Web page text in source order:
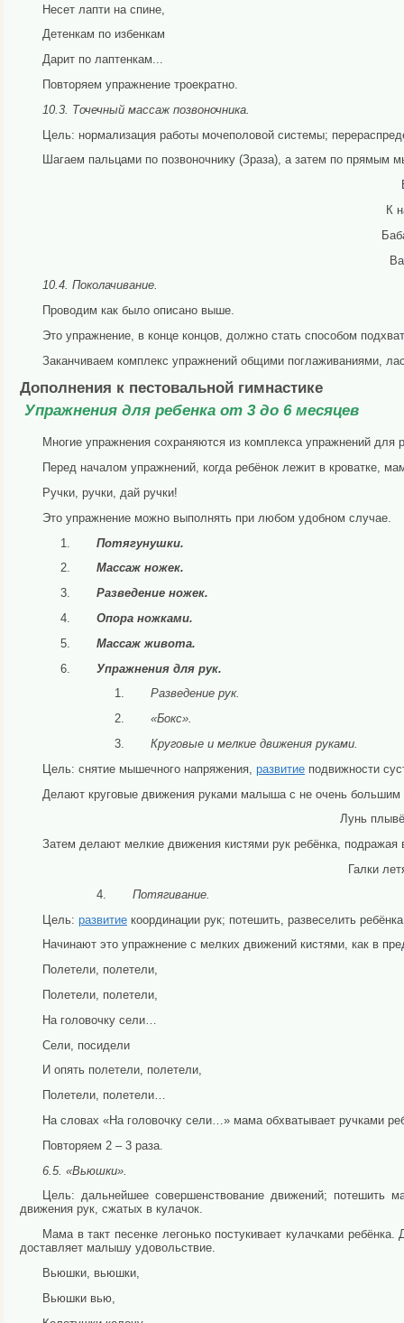
Несет лапти на спине,
Детенкам по избенкам
Дарит по лаптенкам...
Повторяем упражнение троекратно.
10.3. Точечный массаж позвоночника.
Цель: нормализация работы мочеполовой системы;
Шагаем пальцами по позвоночнику (Зраза), а затем по пря­мым
К
10.4. Поколачивание.
Проводим как было описано выше.
Это упражнение, в конце концов, должно стать способом
Заканчиваем комплекс упражнений общими поглаживания­ми,
Дополнения к пестовальной гимнастике
Упражнения для ребенка от 3 до 6 месяцев
Многие упражнения сохраняются из комплекса упражнений для
Перед началом упражнений, когда ребёнок лежит в кроватке,
Ручки, ручки, дай ручки!
Это упражнение можно выполнять при любом удобном случае.
Потягунушки.
Массаж ножек.
Разведение ножек.
Опора ножками.
Массаж живота.
Упражнения для рук.
Разведение рук.
«Бокс».
Круговые и мелкие движения руками.
Цель: снятие мышечного напряжения, развитие подвижности
Делают круговые движения руками малыша с не очень большим
Лунь
Затем делают мелкие движения кистями рук ребёнка,
Галки
Потягивание.
Цель: развитие координации рук; потешить, развеселить
Начинают это упражнение с мелких движений кистями, как в
Полетели, полетели,
Полетели, полетели,
На головочку сели…
Сели, посидели
И опять полетели, полетели,
Полетели, полетели…
На словах «На головочку сели…» мама обхватывает ручками
Повторяем 2 – 3 раза.
6.5. «Вьюшки».
Цель: дальнейшее совершенствование движений; потешить
движения рук, сжатых в кулачок.
Мама в такт песенке легонько постукивает кулачками
доставляет малышу удовольствие.
Вьюшки, вьюшки,
Вьюшки вью,